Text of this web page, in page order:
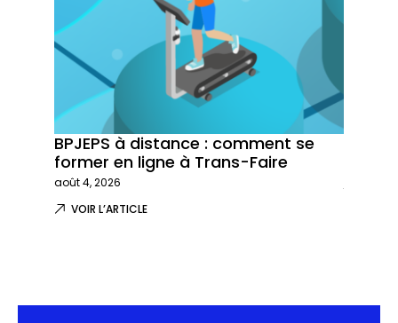
BPJEPS à distance : comment se
former en ligne à Trans-Faire
août 4, 2026
VOIR L’ARTICLE